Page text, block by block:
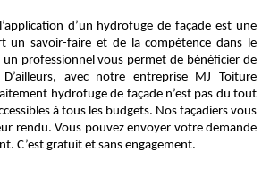
d’un hydrofuge de façade est une
un savoir-faire et de la compétence dans le
professionnel vous permet de bénéficier de
D’ailleurs, avec notre entreprise MJ Toiture
hydrofuge de façade n’est pas du tout
à tous les budgets. Nos façadiers vous
rendu. Vous pouvez envoyer votre demande
C’est gratuit et sans engagement.